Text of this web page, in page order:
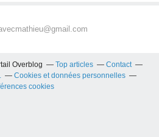
Overblog Top articles
Contact
Cookies et données personnelles
cookies